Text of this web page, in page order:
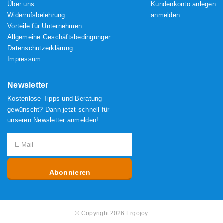
Über uns
Widerrufsbelehrung
Vorteile für Unternehmen
Allgemeine Geschäftsbedingungen
Datenschutzerklärung
Impressum
Kundenkonto anlegen
anmelden
Newsletter
Kostenlose Tipps und Beratung
gewünscht? Dann jetzt schnell für
unseren Newsletter anmelden!
Abonnieren
© Copyright 2026 Ergojoy